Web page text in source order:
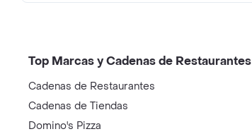
Top Marcas y Cadenas de Restaurantes
Cadenas de Restaurantes
Cadenas de Tiendas
Domino's Pizza